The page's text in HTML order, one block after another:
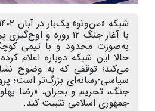
با آغاز جنگ ۱۲ روزه و
به‌صورت محدود و با تیمی
حالا این شبکه دوباره اعلام
می‌کند؛ توقفی که به وضوح
سیاسی-رسانه‌ای بزرگ‌تر است؛
جنگ، تحریم و بحران، «رضا
جمهوری اسلامی تثبیت کند.